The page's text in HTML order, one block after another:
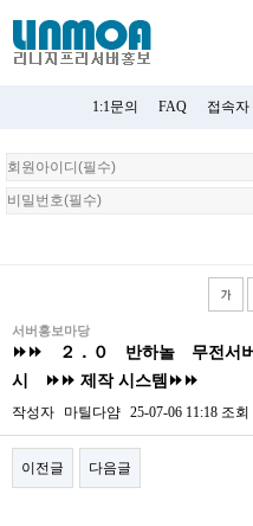
1:1문의 FAQ 접속자
회
원
로
서버홍보마당
⏩⏩ ２．０ 반하놀 무전
시 ⏩⏩ 제작 시스템⏩⏩
작성자 마틸다얌 25-07-06 11:18 조회
이전글 다음글